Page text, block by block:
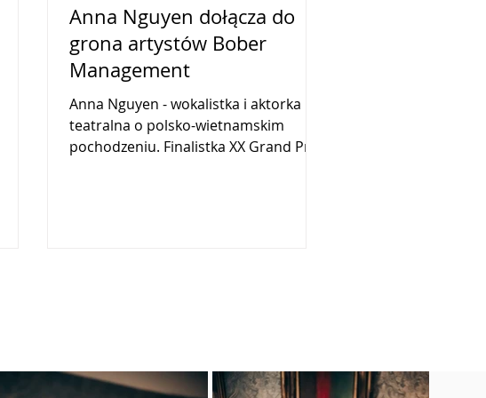
Anna Nguyen dołącza do
grona artystów Bober
Management
Anna Nguyen - wokalistka i aktorka
teatralna o polsko-wietnamskim
pochodzeniu. Finalistka XX Grand Prix